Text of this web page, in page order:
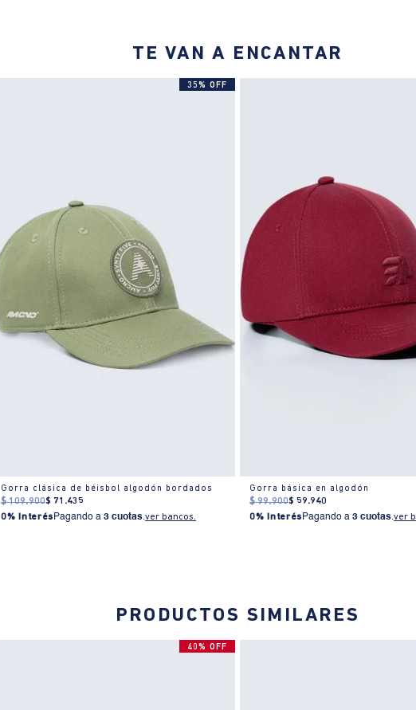
TE VAN A ENCANTAR
35% OFF
Gorra clásica de béisbol algodón bordados
$ 109.900$ 71 .435
0% Interés Pagando a3 cuotas.ver bancos.
Gorra básica en algodón
$ 99.900$ 59.940
0% Interés Pagando a3 cuotas.ver
PRODUCTOS SIMILARES
40% OFF